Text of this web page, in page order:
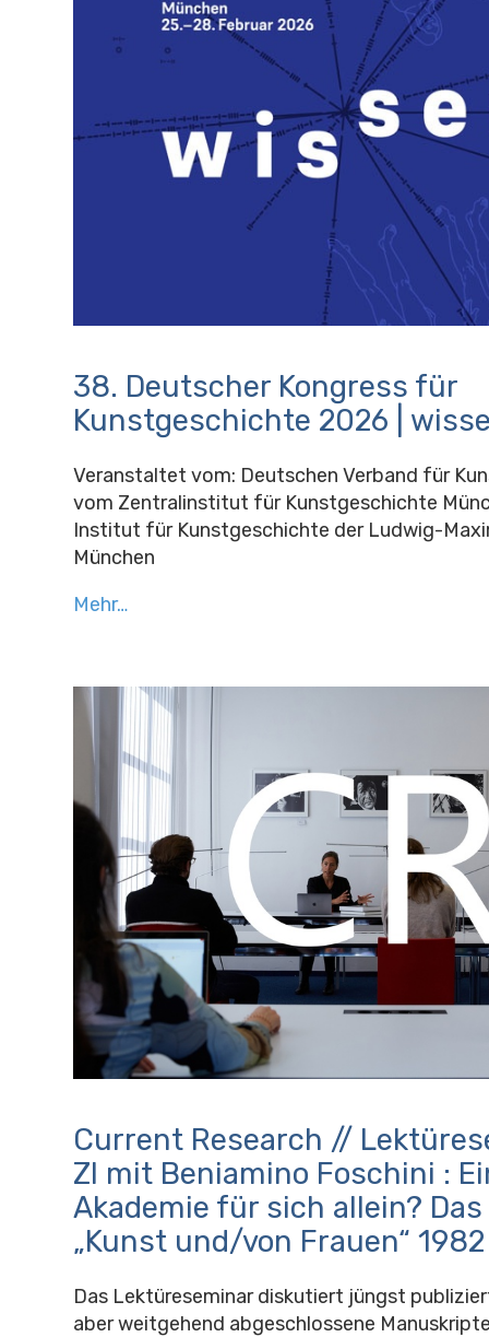
38. Deutscher Kongress für
Kunstgeschichte 2026 |
Veranstaltet vom: Deutschen Verband für
vom Zentralinstitut für Kunstgeschichte
Institut für Kunstgeschichte der Ludwig-
München
Mehr…
Current Research //
ZI mit Beniamino Foschini :
Akademie für sich allein?
„Kunst und/von Frauen“ 1982
Das Lektüreseminar diskutiert jüngst
aber weitgehend abgeschlossene